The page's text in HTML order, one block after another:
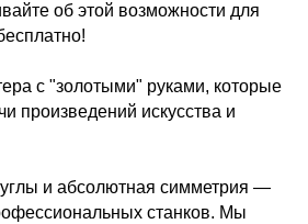
об этой возможности для
с "золотыми" руками, которые
произведений искусства и
и абсолютная симметрия —
станков. Мы